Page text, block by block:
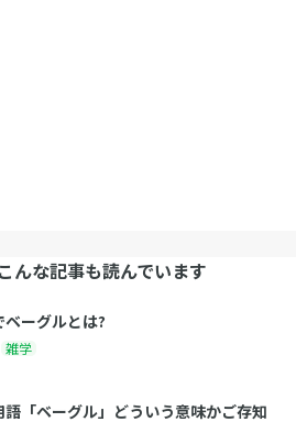
んな記事も読んでいます
ベーグルとは?
雑学
語「ベーグル」どういう意味かご存知